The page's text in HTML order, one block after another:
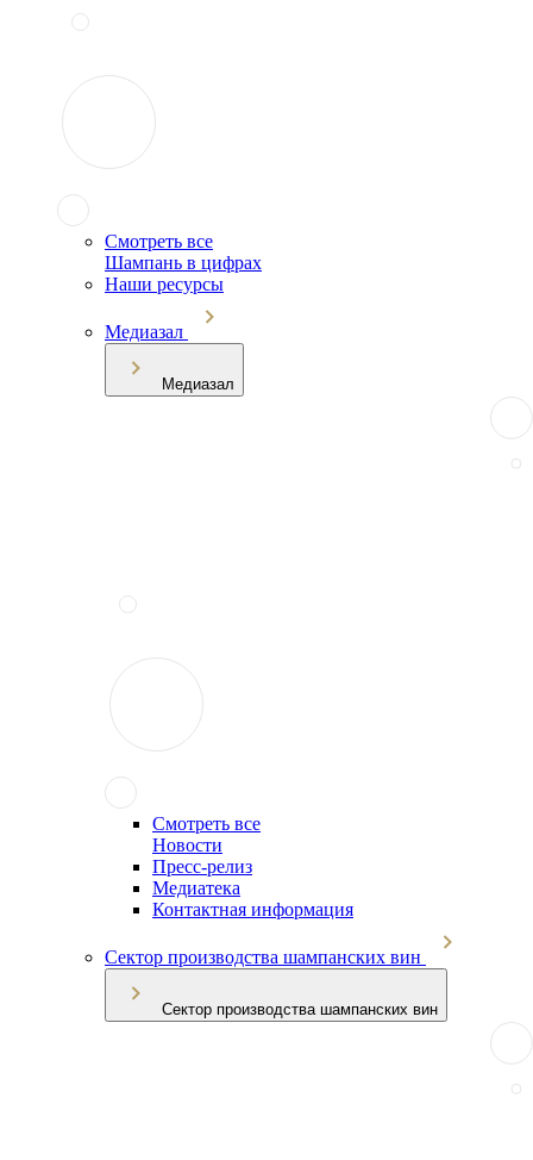
Смотреть все
Шампань в цифрах
Наши ресурсы
Медиазал
Медиазал
Смотреть все
Новости
Пресс-релиз
Медиатека
Контактная информация
Сектор производства шампанских вин
Сектор производства шампанских вин